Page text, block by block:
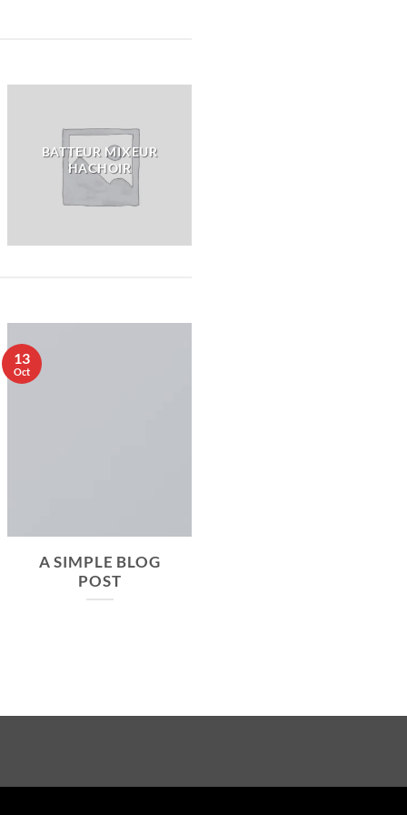
BATTEUR MIXEUR
HACHOIR
A SIMPLE BLOG
POST
13
Oct